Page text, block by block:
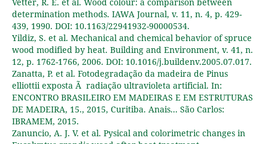
determination methods. IAWA Journal, v. 11, n. 4, p. 429-
439, 1990. DOI: 10.1163/22941932-90000534.
Yildiz, S. et al. Mechanical and chemical behavior of spruce
wood modified by heat. Building and Environment, v. 41, n.
12, p. 1762-1766, 2006. DOI: 10.1016/j.buildenv.2005.07.017.
Zanatta, P. et al. Fotodegradação da madeira de Pinus
elliottii exposta Ã radiação ultravioleta artificial. In:
ENCONTRO BRASILEIRO EM MADEIRAS E EM ESTRUTURAS
DE MADEIRA, 15., 2015, Curitiba. Anais... São Carlos:
IBRAMEM, 2015.
Zanuncio, A. J. V. et al. Pysical and colorimetric changes in